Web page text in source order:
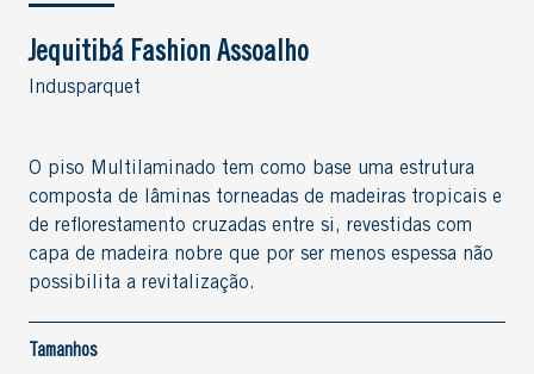
Jequitibá Fashion Assoalho
Indusparquet
O piso Multilaminado tem como base uma estrutura
composta de lâminas torneadas de madeiras tropicais e
de reflorestamento cruzadas entre si, revestidas com
capa de madeira nobre que por ser menos espessa não
possibilita a revitalização.
Tamanhos